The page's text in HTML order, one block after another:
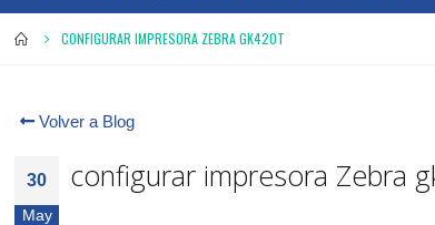
CONFIGURAR IMPRESORA ZEBRA GK420T
Volver a Blog
30
May
configurar impresora Zebra